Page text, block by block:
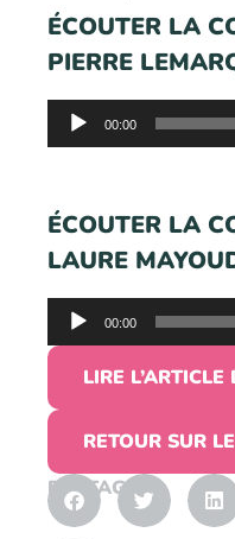
ÉCOUTER LA
PIERRE
Lecteur
audio
00:00
ÉCOUTER LA
LAURE
Lecteur
audio
00:00
LIRE
RETOUR SUR
PARTAGER